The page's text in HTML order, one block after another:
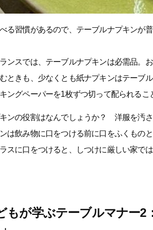
る習慣があるので、テーブルナプキンが
ンスでは、テーブルナプキンは必需品。
ときも、少なくとも紙ナプキンはテーブ
ングペーパーを1枚ずつ切って配られるこ
ンの役割はなんでしょうか？ 洋服を汚
は飲み物に口をつける前に口をふくものと
スに口をつけると、しつけに厳しい家で
もが学ぶテーブルマナー2